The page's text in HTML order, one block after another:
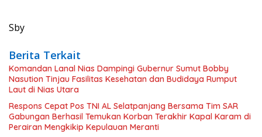
Sby
Berita Terkait
Komandan Lanal Nias Dampingi Gubernur Sumut Bobby
Nasution Tinjau Fasilitas Kesehatan dan Budidaya Rumput
Laut di Nias Utara
Respons Cepat Pos TNI AL Selatpanjang Bersama Tim SAR
Gabungan Berhasil Temukan Korban Terakhir Kapal Karam di
Perairan Mengkikip Kepulauan Meranti